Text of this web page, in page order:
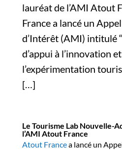
lauréat de l’AMI Atout
France a lancé un
d’Intérêt (AMI) intitulé
d’appui à l’innovation
l’expérimentation
[…]
Le Tourisme Lab Nouvelle-
l’AMI Atout France
Atout Francea lancé un